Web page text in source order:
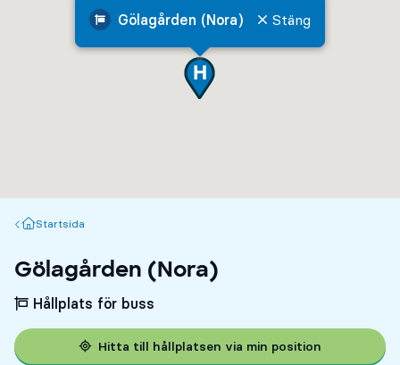
Gölagården (Nora) Stäng
Startsida
Startsida
Gölagården (Nora)
Hållplats för buss
Hitta till hållplatsen via min position